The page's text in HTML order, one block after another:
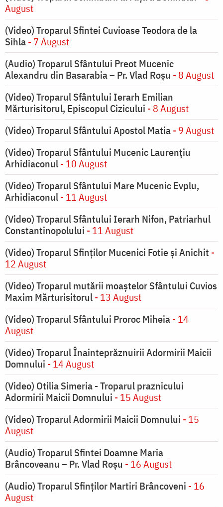
August
(Video) Troparul Sfintei Cuvioase Teodora de la
Sihla- 7 August
(Audio) Troparul Sfântului Preot Mucenic
Alexandru din Basarabia – Pr. Vlad Roșu - 8 August
(Video) Troparul Sfântului Ierarh Emilian
Mărturisitorul, Episcopul Cizicului - 8 August
(Video) Troparul Sfântului Apostol Matia- 9 August
(Video) Troparul Sfântului Mucenic Laurențiu
Arhidiaconul- 10 August
(Video) Troparul Sfântului Mare Mucenic Evplu,
Arhidiaconul- 11 August
(Video) Troparul Sfântului Ierarh Nifon, Patriarhul
Constantinopolului - 11 August
(Video) Troparul Sfinților Mucenici Fotie și Anichit -
12 August
(Video) Troparul mutării moaștelor Sfântului Cuvios
Maxim Mărturisitorul- 13 August
(Video) Troparul Sfântului Proroc Miheia- 14
August
(Video) Troparul Înainteprăznuirii Adormirii Maicii
Domnului - 14 August
(Video) Otilia Simeria - Troparul praznicului
Adormirii Maicii Domnului - 15 August
(Video) Troparul Adormirii Maicii Domnului - 15
August
(Audio) Troparul Sfintei Doamne Maria
Brâncoveanu – Pr. Vlad Roșu - 16 August
(Audio) Troparul Sfinților Martiri Brâncoveni - 16
August